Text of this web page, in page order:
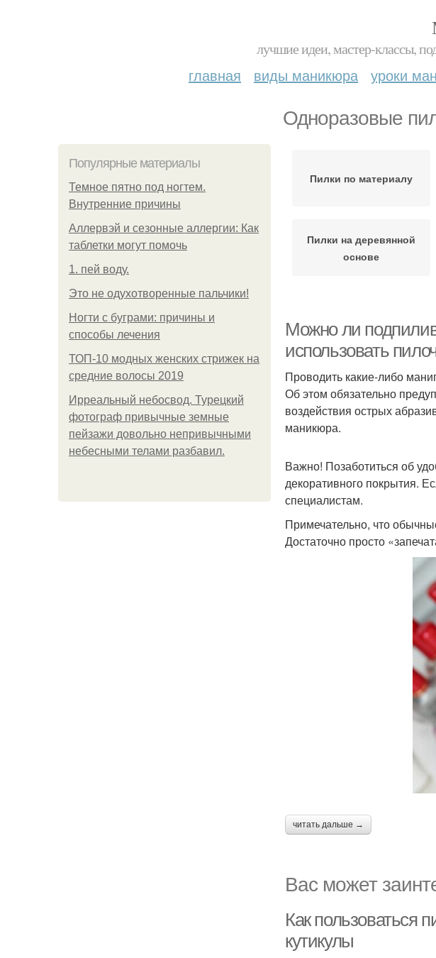
лучшие идеи, мастер-классы,
главная виды маникюра уроки
Одноразовые
Популярные материалы
Темное пятно под ногтем.
Внутренние причины
Аллервэй и сезонные аллергии: Как
таблетки могут помочь
1. пей воду.
Это не одухотворенные пальчики!
Ногти с буграми: причины и
способы лечения
ТОП-10 модных женских стрижек на
средние волосы 2019
Ирреальный небосвод. Турецкий
фотограф привычные земные
пейзажи довольно непривычными
небесными телами разбавил.
Пилки по материалу
Пилки на деревянной
основе
Можно ли
использовать
Проводить какие-либо
Об этом обязательно
воздействия острых
маникюра.
Важно! Позаботиться об
декоративного покрытия.
специалистам.
Примечательно, что
Достаточно просто
читать дальше →
Вас может
Как пользоваться
кутикулы